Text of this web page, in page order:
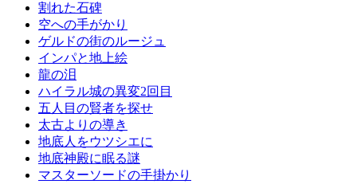
割れた石碑
空への手がかり
ゲルドの街のルージュ
インパと地上絵
龍の泪
ハイラル城の異変2回目
五人目の賢者を探せ
太古よりの導き
地底人をウツシエに
地底神殿に眠る謎
マスターソードの手掛かり